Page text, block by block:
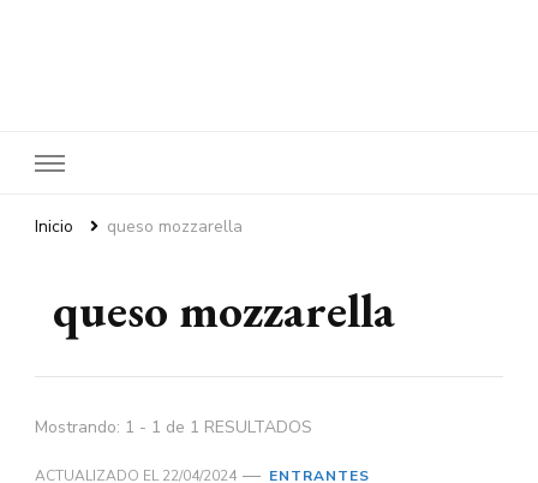
Inicio queso mozzarella
queso mozzarella
Mostrando: 1 - 1 de 1 RESULTADOS
ACTUALIZADO EL22/04/2024 ENTRANTES